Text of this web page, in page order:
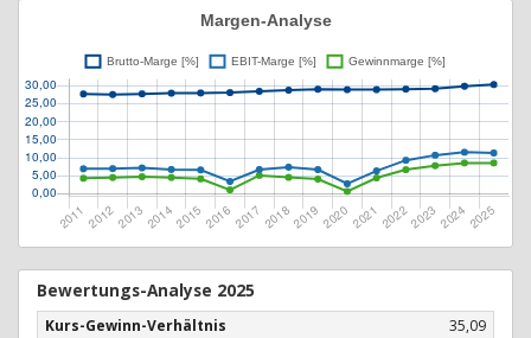
Bewertungs-Analyse 2025
Kurs-Gewinn-Verhältnis
35,09